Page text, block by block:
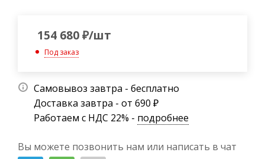
154 680₽/шт
Под заказ
Самовывоз завтра - бесплатно
Доставка завтра - от 690 ₽
Работаем с НДС 22% - подробнее
Вы можете позвонить нам или написать в чат